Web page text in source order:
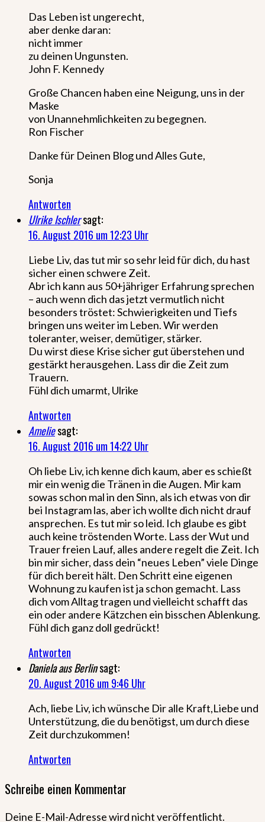
Das Leben ist ungerecht,
aber denke daran:
nicht immer
zu deinen Ungunsten.
John F. Kennedy
Große Chancen haben eine Neigung, uns in der
Maske
von Unannehmlichkeiten zu begegnen.
Ron Fischer
Danke für Deinen Blog und Alles Gute,
Sonja
Antworten
Ulrike Ischlersagt:
16. August 2016 um 12:23 Uhr
Liebe Liv, das tut mir so sehr leid für dich, du hast
sicher einen schwere Zeit.
Abr ich kann aus 50+jähriger Erfahrung sprechen
– auch wenn dich das jetzt vermutlich nicht
besonders tröstet: Schwierigkeiten und Tiefs
bringen uns weiter im Leben. Wir werden
toleranter, weiser, demütiger, stärker.
Du wirst diese Krise sicher gut überstehen und
gestärkt herausgehen. Lass dir die Zeit zum
Trauern.
Fühl dich umarmt, Ulrike
Antworten
Ameliesagt:
16. August 2016 um 14:22 Uhr
Oh liebe Liv, ich kenne dich kaum, aber es schießt
mir ein wenig die Tränen in die Augen. Mir kam
sowas schon mal in den Sinn, als ich etwas von dir
bei Instagram las, aber ich wollte dich nicht drauf
ansprechen. Es tut mir so leid. Ich glaube es gibt
auch keine tröstenden Worte. Lass der Wut und
Trauer freien Lauf, alles andere regelt die Zeit. Ich
bin mir sicher, dass dein “neues Leben” viele Dinge
für dich bereit hält. Den Schritt eine eigenen
Wohnung zu kaufen ist ja schon gemacht. Lass
dich vom Alltag tragen und vielleicht schafft das
ein oder andere Kätzchen ein bisschen Ablenkung.
Fühl dich ganz doll gedrückt!
Antworten
Daniela aus Berlinsagt:
20. August 2016 um 9:46 Uhr
Ach, liebe Liv, ich wünsche Dir alle Kraft,Liebe und
Unterstützung, die du benötigst, um durch diese
Zeit durchzukommen!
Antworten
Schreibe einen Kommentar
Deine E-Mail-Adresse wird nicht veröffentlicht.